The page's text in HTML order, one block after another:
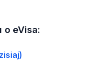
o eVisa: